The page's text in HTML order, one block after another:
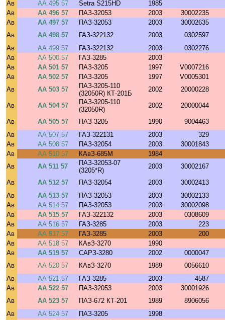
Ав
АА 495 57 Setra S215HD
1985
Ав
АА 496 57 ПАЗ-32053 2003
30002235
Ав
АА 497 57 ПАЗ-32053 2003
30002635
Ав
АА 498 57 ГАЗ-322132 2003
0302597
Ав
АА 499 57 ГАЗ-322132 2003
0302276
Ав
АА 500 57 ГАЗ-3285
2003
Ав
АА 501 57 ПАЗ-3205 1997
V0007216
Ав
АА 502 57 ПАЗ-3205 1997
V0005301
Ав
АА 503 57
ПАЗ-3205-110
(32050R) КТ-201Б
2002 20000228
Ав АА 504 57
ПАЗ-3205-110
(32050R)
2002 20000044
Ав АА 505 57 ПАЗ-3205 1990
9004463
Ав
АА 507 57 ГАЗ-322131 2003
329
Ав
АА 508 57 ПАЗ-32054 2003
30001843
Ав
АА 510 57 КАвЗ-685М
1984
Ав
АА 511 57
ПАЗ-32053-07
(3205*R)
2003 30002167
Ав АА 512 57 ПАЗ-32054 2003
30002413
Ав
АА 513 57 ПАЗ-32053 2003
30002133
Ав
АА 514 57 ПАЗ-32053 2003
30002098
Ав
АА 515 57 ГАЗ-322132 2003
0308609
Ав
АА 516 57 ГАЗ-3285 2003
223
Ав
АА 517 57 ГАЗ-3285 2003
200
Ав
АА 518 57 КАвЗ-3270
1990
Ав
АА 519 57 САРЗ-3280 2002
0000047
Ав
АА 520 57 КАвЗ-3270 1989
0056610
Ав
АА 521 57 ГАЗ-3285 2003
4587
Ав
АА 522 57 ПАЗ-32053 2003
30001926
Ав
АА 523 57 ПАЗ-672 КТ-201 1989
8906056
Ав
АА 524 57 ПАЗ-3205
1998